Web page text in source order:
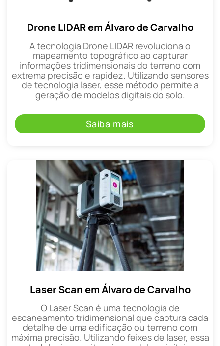
Drone LIDAR em Álvaro de Carvalho
A tecnologia Drone LIDAR revoluciona o
mapeamento topográfico ao capturar
informações tridimensionais do terreno com
extrema precisão e rapidez. Utilizando sensores
de tecnologia laser, esse método permite a
geração de modelos digitais do solo.
Saiba mais
Laser Scan em Álvaro de Carvalho
O Laser Scan é uma tecnologia de
escaneamento tridimensional que captura cada
detalhe de uma edificação ou terreno com
máxima precisão. Utilizando feixes de laser, essa